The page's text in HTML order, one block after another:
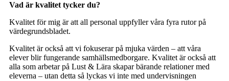
Vad är kvalitet tycker du?
Kvalitet för mig är att all personal uppfyller våra fyra rutor på
värdegrundsbladet.
Kvalitet är också att vi fokuserar på mjuka värden – att våra
elever blir fungerande samhällsmedborgare. Kvalitet är också att
alla som arbetar på Lust & Lära skapar bärande relationer med
eleverna – utan detta så lyckas vi inte med undervisningen